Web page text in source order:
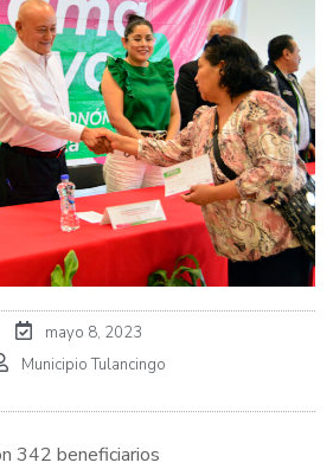
mayo 8, 2023
Municipio Tulancingo
342 beneficiarios